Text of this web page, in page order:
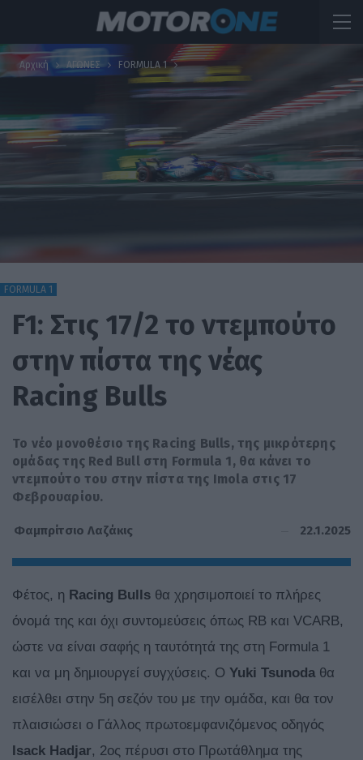
Αρχική ΑΓΩΝΕΣ FORMULA 1
FORMULA 1
F1: Στις 17/2 το ντεμπούτο
στην πίστα της νέας
Racing Bulls
Το νέο μονοθέσιο της Racing Bulls, της μικρότερης
ομάδας της Red Bull στη Formula 1, θα κάνει το
ντεμπούτο του στην πίστα της Imola στις 17
Φεβρουαρίου.
Φαμπρίτσιο Λαζάκις 22.1.2025
Φέτος, η Racing Bulls θα χρησιμοποιεί το πλήρες
όνομά της και όχι συντομεύσεις όπως RB και VCARB,
ώστε να είναι σαφής η ταυτότητά της στη Formula 1
και να μη δημιουργεί συγχύσεις. Ο Yuki Tsunodaθα
εισέλθει στην 5η σεζόν του με την ομάδα, και θα τον
πλαισιώσει ο Γάλλος πρωτοεμφανιζόμενος οδηγός
Isack Hadjar, 2ος πέρυσι στο Πρωτάθλημα της